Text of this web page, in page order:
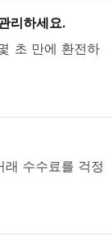
리하세요.
초 만에 환전하
수수료를 걱정